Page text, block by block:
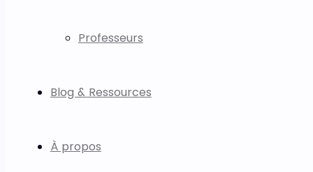
Professeurs
Blog & Ressources
À propos